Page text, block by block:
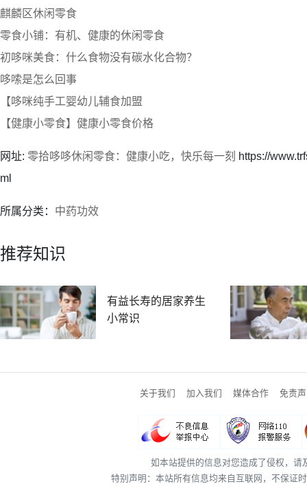
麒麟区休闲零食
零食小铺：有机、健康的休闲零食
初哆咪美食：什么食物没有碳水化合物？
哆嗦是怎么回事
【哆咪纯手工婴幼儿辅食加盟
【健康小零食】健康小零食价格
网址: 零拾哆哆休闲零食：健康小吃，快乐每一刻 https://
ml
所属分类： 中药功效
推荐知识
有益长寿的居家养生
小常识
关于我们 加入我们 媒体合作 免责
如本站提供的信息对您造成了侵权，
特别声明：本站所有信息均来自互联网，不保证